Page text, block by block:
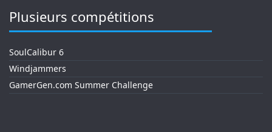
Plusieurs compétitions
SoulCalibur 6
Windjammers
GamerGen.com Summer Challenge